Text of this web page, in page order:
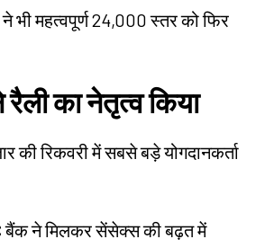
ने भी महत्वपूर्ण 24,000 स्तर को फिर
का नेतृत्व किया
की रिकवरी में सबसे बड़े योगदानकर्ता
बैंक ने मिलकर सेंसेक्स की बढ़त में